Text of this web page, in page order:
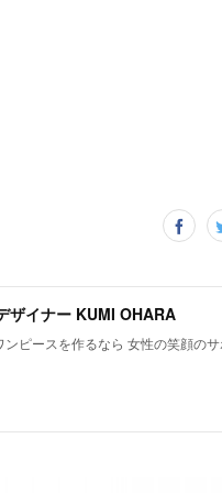
ザイナー KUMI OHARA
ースを作るなら 女性の笑顔のサ